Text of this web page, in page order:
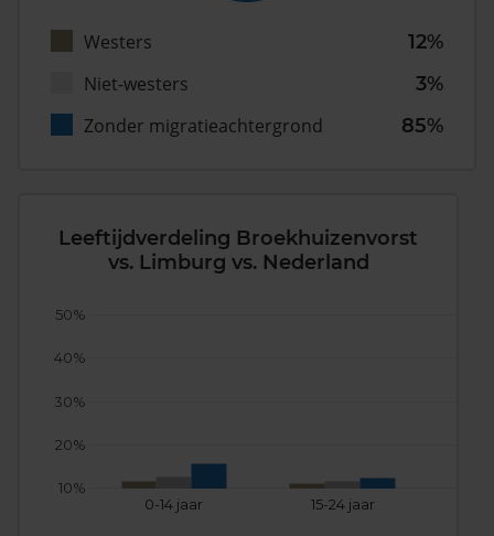
Westers
12%
Niet-westers
3%
Zonder migratieachtergrond
85%
Leeftijdverdeling Broekhuizenvorst
vs. Limburg vs. Nederland
0-14 jaar 15-24 jaar
10%
20%
30%
40%
50%